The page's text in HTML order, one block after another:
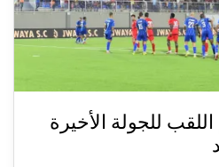
للجولة الأخيرة